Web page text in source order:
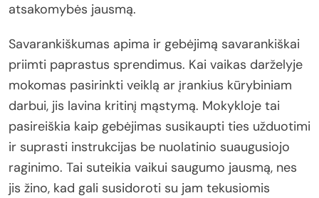
atsakomybės jausmą.
Savarankiškumas apima ir gebėjimą savarankiškai
priimti paprastus sprendimus. Kai vaikas darželyje
mokomas pasirinkti veiklą ar įrankius kūrybiniam
darbui, jis lavina kritinį mąstymą. Mokykloje tai
pasireiškia kaip gebėjimas susikaupti ties užduotimi
ir suprasti instrukcijas be nuolatinio suaugusiojo
raginimo. Tai suteikia vaikui saugumo jausmą, nes
jis žino, kad gali susidoroti su jam tekusiomis